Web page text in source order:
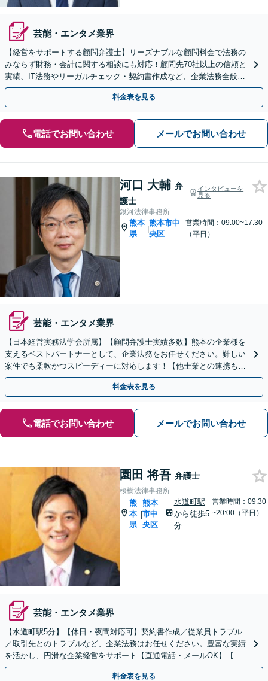
芸能・エンタメ業界
【経営をサポートする顧問弁護士】リーズナブルな顧問料金で法務の
みならず財務・会計に関する相談にも対応！顧問先70社以上の信頼と
実績、IT法務やリーガルチェック・契約書作成など、企業法務全般に
ついてお気軽にご相談ください。
料金表を見る
電話でお問い合わせ メールでお問い合わせ
河口 大輔 弁
護士
インタビューを
見る
銀河法律事務所
熊本
県
|
熊本市中
央区
営業時間：09:00~17:30
（平日）
芸能・エンタメ業界
【日本経営実務法学会所属】【顧問弁護士実績多数】熊本の企業様を
支えるベストパートナーとして、企業法務をお任せください。難しい
案件でも柔軟かつスピーディーに対応します！【他士業との連携も充
実】
料金表を見る
電話でお問い合わせ メールでお問い合わせ
園田 将吾 弁護士
桜樹法律事務所
熊
本
県
|
熊本
市中
央区
水道町駅
から徒歩5
分
営業時間：09:30
~20:00（平日）
芸能・エンタメ業界
【水道町駅5分】【休日・夜間対応可】契約書作成／従業員トラブル
／取引先とのトラブルなど、企業法務はお任せください。豊富な実績
を活かし、円滑な企業経営をサポート【直通電話・メールOK】【不
動産・介護業界に精通】リーズナブルな料金プランあり
料金表を見る